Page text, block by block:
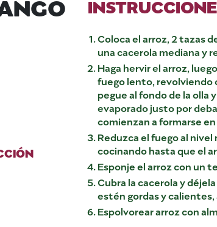
Coloca el arroz, 2 tazas
una cacerola mediana y
Haga hervir el arroz,
fuego lento, revolviendo
pegue al fondo de la olla
evaporado justo por
comienzan a formarse
Reduzca el fuego al
cocinando hasta que el
Esponje el arroz con un
Cubra la cacerola y
estén gordas y
Espolvorear arroz con